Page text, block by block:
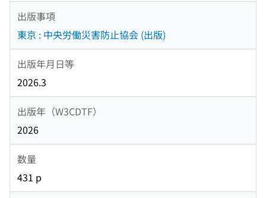
出版事項
東京 : 中央労働災害防止協会 (出版)
出版年月日等
2026.3
出版年（W3CDTF）
2026
数量
431 p